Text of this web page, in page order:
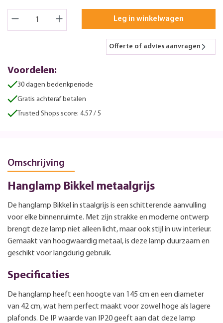
Leg in winkelwagen
Offerte of advies aanvragen
Voordelen:
30 dagen bedenkperiode
Gratis achteraf betalen
Trusted Shops score: 4.57 / 5
Omschrijving
Hanglamp Bikkel metaalgrijs
De hanglamp Bikkel in staalgrijs is een schitterende aanvulling
voor elke binnenruimte. Met zijn strakke en moderne ontwerp
brengt deze lamp niet alleen licht, maar ook stijl in uw interieur.
Gemaakt van hoogwaardig metaal, is deze lamp duurzaam en
geschikt voor langdurig gebruik.
Specificaties
De hanglamp heeft een hoogte van 145 cm en een diameter
van 42 cm, wat hem perfect maakt voor zowel hoge als lagere
plafonds. De IP waarde van IP20 geeft aan dat deze lamp